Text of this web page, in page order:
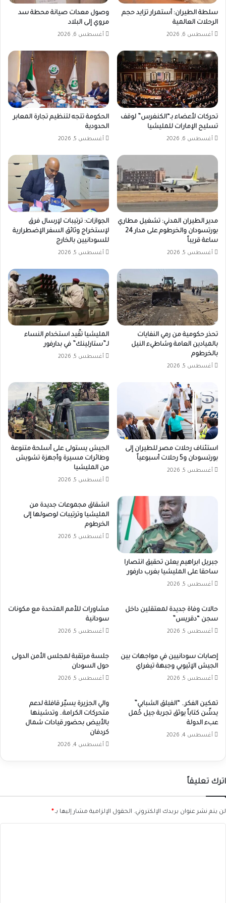
سلطة الطيران: أستمرار تزايد حجم
الرحلات العالمية
أغسطس 6, 2026
وصول معدات صيانة محطة سد
مروي إلى البلاد
أغسطس 6, 2026
تحركات لأعضاء بـ“الكنغرس” لوقف
تسليح الإمارات للمليشيا
أغسطس 6, 2026
الحكومة تتجه لتنظيم تجارة المعابر
الحدودية
أغسطس 5, 2026
مدير الطيران المدني: تشغيل مطاري
بورتسودان والخرطوم على مدار 24
ساعة قريباً
أغسطس 5, 2026
الجوازات: ترتيبات لإرسال فرق
لإستخراج وثائق السفر الإضطرارية
للسودانيين بالخارج
أغسطس 5, 2026
تحذر حكومية من رمي النفايات
بالميادين العامة وشاطيء النيل
بالخرطوم
أغسطس 5, 2026
المليشيا تقّيد استخدام النساء
لـ”ستارلينك” في بدارفور
أغسطس 5, 2026
استئناف رحلات مصر للطيران إلى
بورتسودان و5 رحلات أسبوعياً
أغسطس 5, 2026
الجيش يستولى على أسلحة متنوعة
وطائرات مسيرة وأجهزة تشويش
من المليشيا
أغسطس 5, 2026
جبريل ابراهيم يعلن تحقيق انتصارا
ساحقا على المليشيا بغرب دارفور
أغسطس 5, 2026
انشقاق مجموعات جديدة من
المليشيا وترتيبات لوصولها إلى
الخرطوم
أغسطس 5, 2026
حالات وفاة جديدة لمعتقلين داخل
سجن “دقريس”
أغسطس 5, 2026
مشاورات للأمم المتحدة مع مكونات
سودانية
أغسطس 5, 2026
إصابات سودانيين في مواجهات بين
الجيش الإثيوبي وجبهة تيغراي
أغسطس 5, 2026
جلسة مرتقبة لمجلس الأمن الدولى
حول السودان
أغسطس 5, 2026
تمكين الفكر.. “الفيلق الشبابي”
يدشّن كتاباً يوثق تجربة جيل حُمل
عبء الدولة
أغسطس 4, 2026
والي الجزيرة يسيّر قافلة لدعم
متحركات الكرامة.. وتدشينها
بالأبيض بحضور قيادات شمال
كردفان
أغسطس 4, 2026
اترك تعليقاً
لن يتم نشر عنوان بريدك الإلكتروني. الحقول الإلزامية مشار إليها بـ *